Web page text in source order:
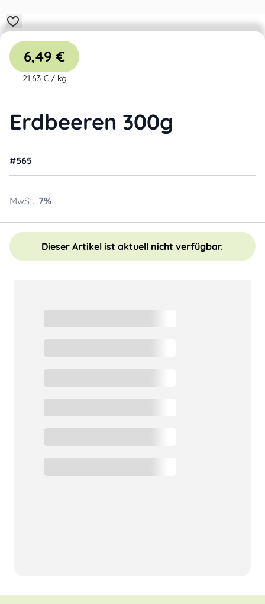
Erdbeeren 300g
#565
MwSt.: 7%
6,49 €
21,63 €/ kg
Dieser Artikel ist aktuell nicht verfügbar.